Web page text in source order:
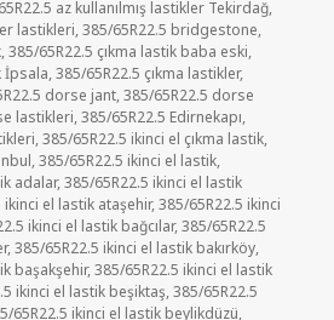
az kullanılmış lastikler Tekirdağ,
lastikleri,385/65R22.5 bridgestone,
,385/65R22.5 çıkma lastik baba eski,
İpsala,385/65R22.5 çıkma lastikler,
dorse jant,385/65R22.5 dorse
lastikleri,385/65R22.5 Edirnekapı,
,385/65R22.5 ikinci el çıkma lastik,
,385/65R22.5 ikinci el lastik,
adalar,385/65R22.5 ikinci el lastik
ikinci el lastik ataşehir,385/65R22.5 ikinci
ikinci el lastik bağcılar,385/65R22.5
,385/65R22.5 ikinci el lastik bakırköy,
başakşehir,385/65R22.5 ikinci el lastik
ikinci el lastik beşiktaş,385/65R22.5
65R22.5 ikinci el lastik beylikdüzü,